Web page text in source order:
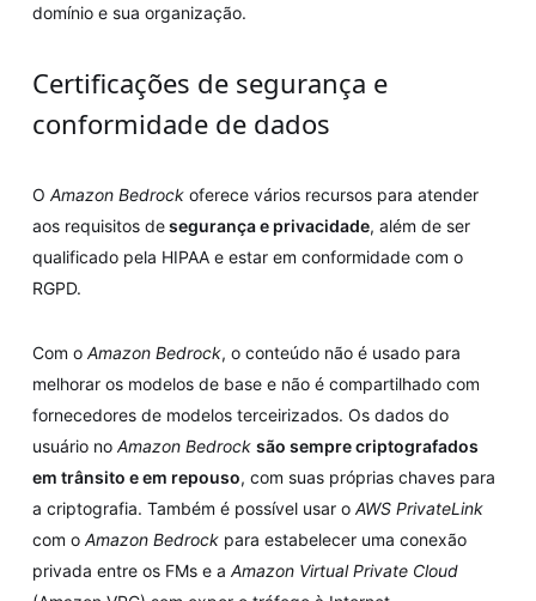
domínio e sua organização.
Certificações de segurança e
conformidade de dados
O Amazon Bedrockoferece vários recursos para atender
aos requisitos desegurança e privacidade, além de ser
qualificado pela HIPAA e estar em conformidade com o
RGPD.
Com o Amazon Bedrock, o conteúdo não é usado para
melhorar os modelos de base e não é compartilhado com
fornecedores de modelos terceirizados. Os dados do
usuário no Amazon Bedrock são sempre criptografados
em trânsito e em repouso, com suas próprias chaves para
a criptografia. Também é possível usar o AWS PrivateLink
com o Amazon Bedrockpara estabelecer uma conexão
privada entre os FMs e a Amazon Virtual Private Cloud